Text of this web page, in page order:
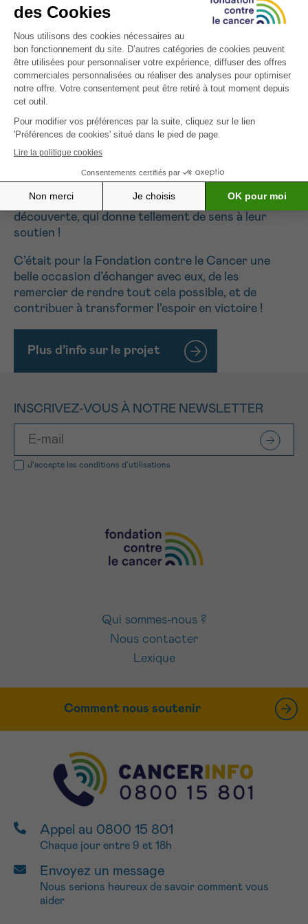
alliant la haute technologie et le bien-être du
patient, et du personnel soignant. Un espace
apaisant, jalonné de visuels sereins plonge aussi
bien dans l’architecture Horta que sur les plages
de la mer du Nord, en passant par le Bois de Hal en
fleurs pour offrir aux patients un maximum de
Bordet a parié sur la médecine nucléaire il y a déjà
plusieurs années et une vingtaine de patients sont
traitées chaque jour dans ce service sous haute
surveillance.
Les donateurs ont été enchantés de cette
découverte, qui donne tellement de sens à leur
soutien !
C’était pour la Fondation contre le Cancer une
belle occasion d’échanger avec eux, de les
remercier de rendre tout cela possible, et de
contribuer à transformer l’espoir en victoire !
Plus d’info sur le projet
INSCRIVEZ-VOUS À NOTRE NEWSLETTER
J’accepte les conditions d’utilisations
Qui sommes-nous ?
Nous contacter
Lexique
Comment nous soutenir
Appel au 0800 15 801
Chaque jour entre 9 et 18h
Envoyez un message
Nous serions heureux de savoir comment vous
aider